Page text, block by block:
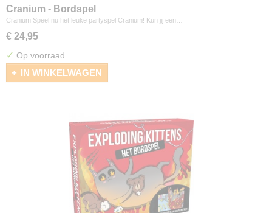
Cranium - Bordspel
Cranium Speel nu het leuke partyspel Cranium! Kun jij een…
€ 24,95
✓ Op voorraad
IN WINKELWAGEN